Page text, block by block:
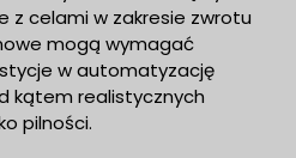
z celami w zakresie zwrotu
mogą wymagać
w automatyzację
kątem realistycznych
pilności.